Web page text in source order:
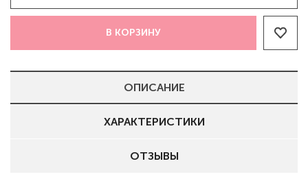
В КОРЗИНУ
ОПИСАНИЕ
ХАРАКТЕРИСТИКИ
ОТЗЫВЫ